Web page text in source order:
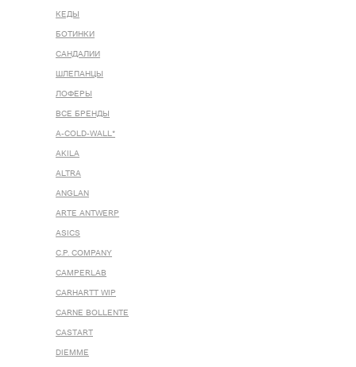
КЕДЫ
БОТИНКИ
САНДАЛИИ
ШЛЕПАНЦЫ
ЛОФЕРЫ
ВСЕ БРЕНДЫ
A-COLD-WALL*
AKILA
ALTRA
ANGLAN
ARTE ANTWERP
ASICS
C.P. COMPANY
CAMPERLAB
CARHARTT WIP
CARNE BOLLENTE
CASTART
DIEMME